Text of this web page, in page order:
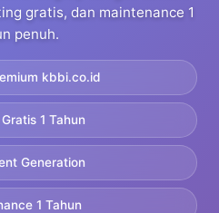
gratis, dan maintenance 1
penuh.
kbbi.co.id
1 Tahun
Generation
1 Tahun